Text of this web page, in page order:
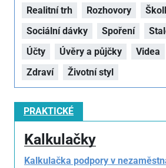
Realitní trh
Rozhovory
Sociální dávky
Spoření
Účty
Úvěry a půjčky Videa
Zdraví
Životní styl
PRAKTICKÉ
Kalkulačky
Kalkulačka podpory v